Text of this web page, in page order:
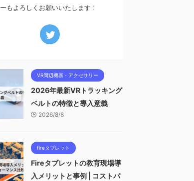
ーもよろしくお願いいたします！
VR周辺機器・アクセサリー
2026年最新VRトラッキング
ベルトの特徴と導入意義
2026/8/8
fireタブレット
Fireタブレットの教育現場導
入メリットと事例 | コストパ